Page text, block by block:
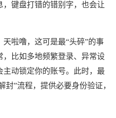
键盘打错的错别字，也会让
啦噜，这可是最“头碎”的事
比如多地频繁登录、异常设
动锁定你的账号。此时，最
封”流程，提供必要身份验证，